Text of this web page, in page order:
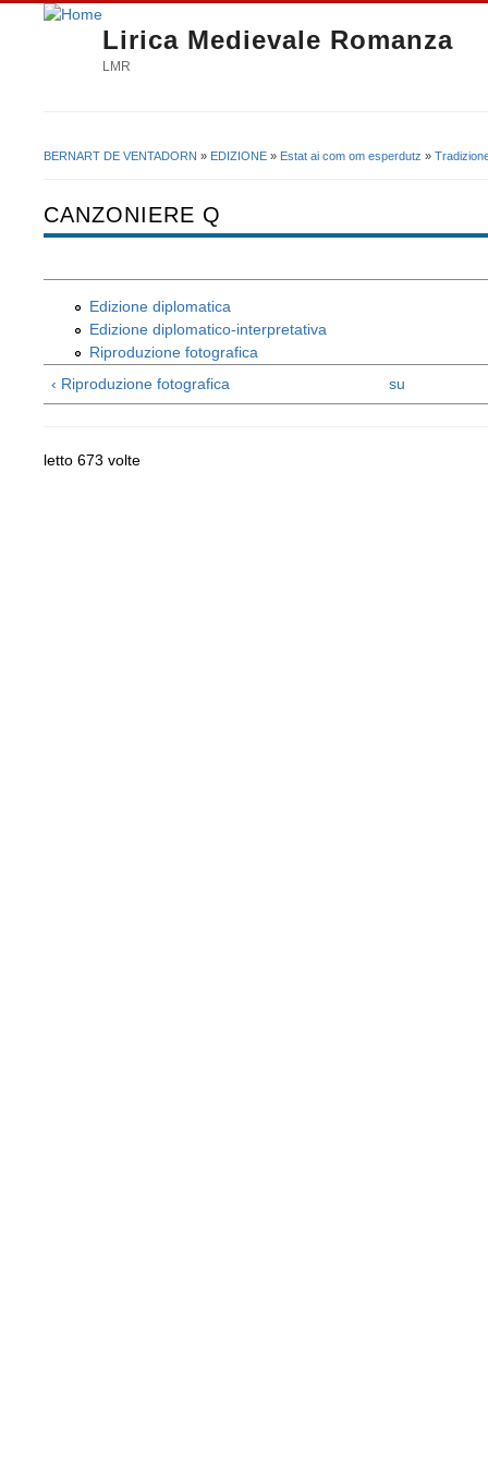
Lirica Medievale Romanza
LMR
BERNART DE VENTADORN » EDIZIONE » Estat ai com om esperdutz »
CANZONIERE Q
Edizione diplomatica
Edizione diplomatico-interpretativa
Riproduzione fotografica
‹ Riproduzione fotografica
su
letto 673 volte